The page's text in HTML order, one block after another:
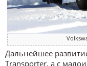
Дальнейшее
Transporter, а с